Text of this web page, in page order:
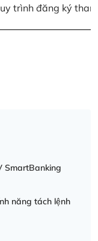
trình đăng ký
SmartBanking
năng tách lệnh